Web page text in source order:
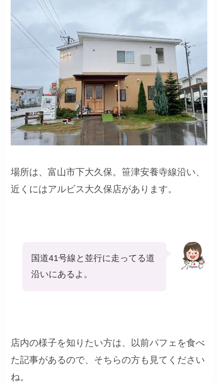
場所は、富山市下大久保。笹津安養寺線沿い、
近くにはアルビス大久保店があります。
国道41号線と並行に走ってる道
沿いにあるよ。
店内の様子を知りたい方は、以前パフェを食べ
た記事があるので、そちらの方も見てください
ね。